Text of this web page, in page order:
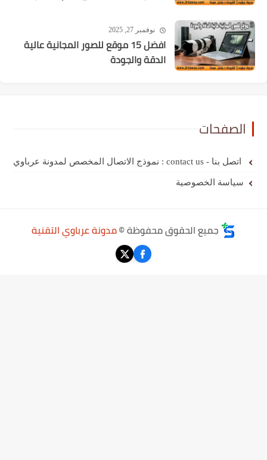
نوفمبر 27, 2025
افضل 15 موقع للصور المجانية عالية
الدقة والجودة
الصفحات
اتصل بنا - contact us : نموذج الاتصال المخصص لمدونة عرباوي
سياسة الخصوصية
جميع الحقوق محفوظة ©مدونة عرباوي التقنية